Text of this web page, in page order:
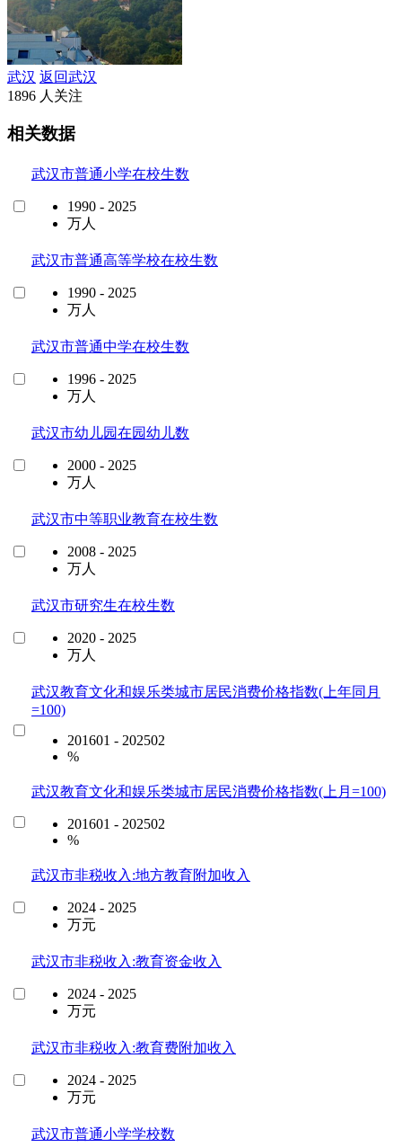
武汉 返回武汉
1896 人关注
相关数据
武汉市普通小学在校生数
1990 - 2025
万人
武汉市普通高等学校在校生数
1990 - 2025
万人
武汉市普通中学在校生数
1996 - 2025
万人
武汉市幼儿园在园幼儿数
2000 - 2025
万人
武汉市中等职业教育在校生数
2008 - 2025
万人
武汉市研究生在校生数
2020 - 2025
万人
武汉教育文化和娱乐类城市居民消费价格指数(上年同月
=100)
201601 - 202502
%
武汉教育文化和娱乐类城市居民消费价格指数(上月=100)
201601 - 202502
%
武汉市非税收入:地方教育附加收入
2024 - 2025
万元
武汉市非税收入:教育资金收入
2024 - 2025
万元
武汉市非税收入:教育费附加收入
2024 - 2025
万元
武汉市普通小学学校数